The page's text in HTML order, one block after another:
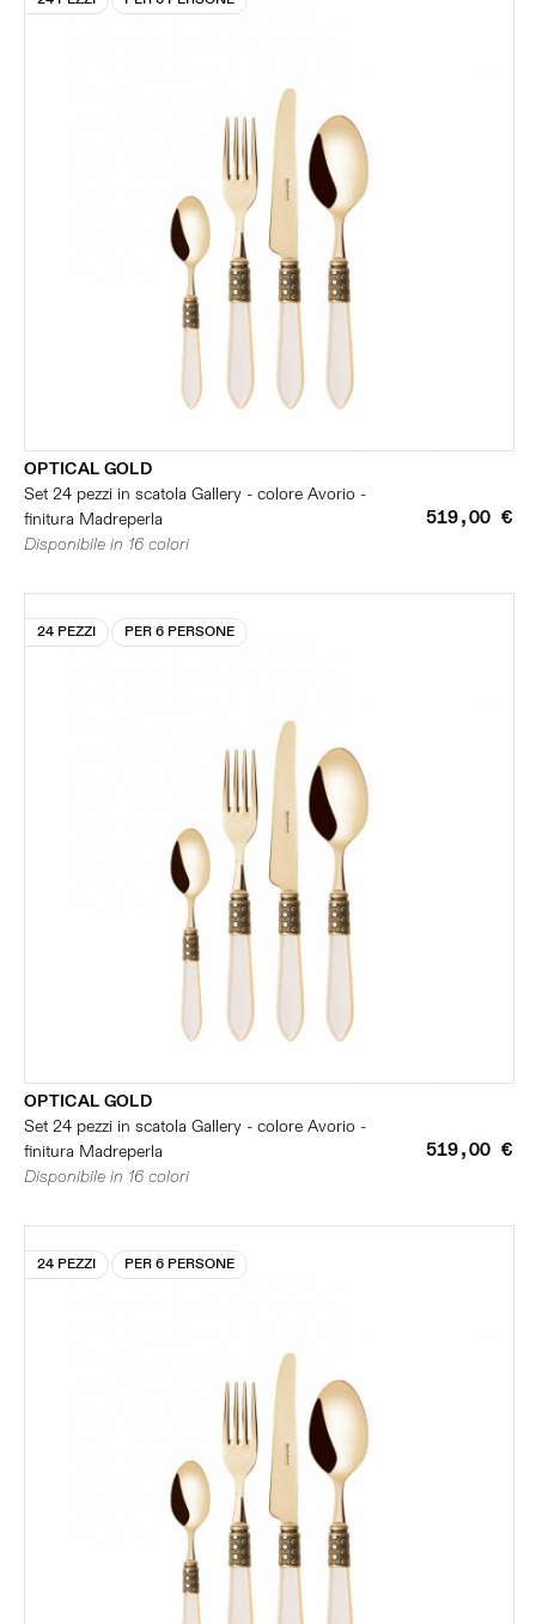
OPTICAL GOLD
Set 24 pezzi in scatola Gallery - colore Avorio -
finitura Madreperla
519,00 €
Disponibile in 16 colori
24 PEZZI PER 6 PERSONE
OPTICAL GOLD
Set 24 pezzi in scatola Gallery - colore Avorio -
finitura Madreperla
519,00 €
Disponibile in 16 colori
24 PEZZI PER 6 PERSONE